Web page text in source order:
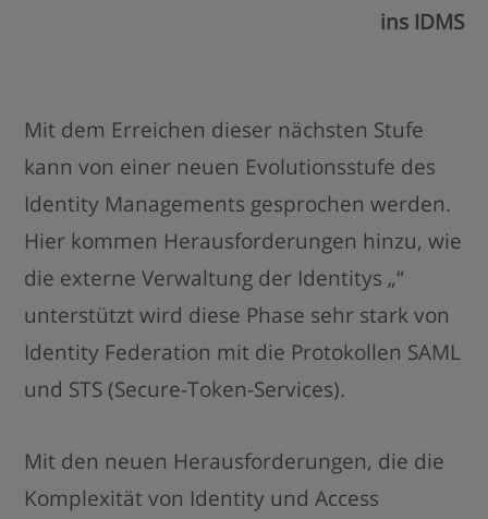
ins IDMS
Mit dem Erreichen dieser nächsten Stufe
kann von einer neuen Evolutionsstufe des
Identity Managements gesprochen werden.
Hier kommen Herausforderungen hinzu, wie
die externe Verwaltung der Identitys „“
unterstützt wird diese Phase sehr stark von
Identity Federation mit die Protokollen SAML
und STS (Secure-Token-Services).
Mit den neuen Herausforderungen, die die
Komplexität von Identity und Access